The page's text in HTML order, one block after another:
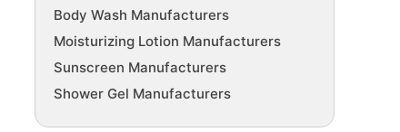
Body Wash Manufacturers
Moisturizing Lotion Manufacturers
Sunscreen Manufacturers
Shower Gel Manufacturers